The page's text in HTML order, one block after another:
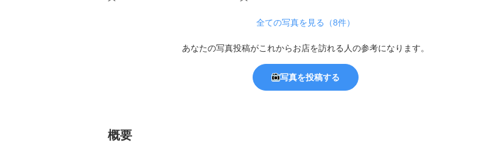
全ての写真を見る（8件）
あなたの写真投稿がこれからお店を訪れる人の参考になります。
写真を投稿する
概要